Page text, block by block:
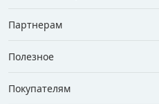
Партнерам
Полезное
Покупателям